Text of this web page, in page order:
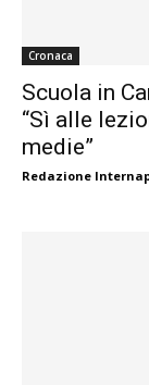
Cronaca
Scuola in
“Sì alle
medie”
Redazione